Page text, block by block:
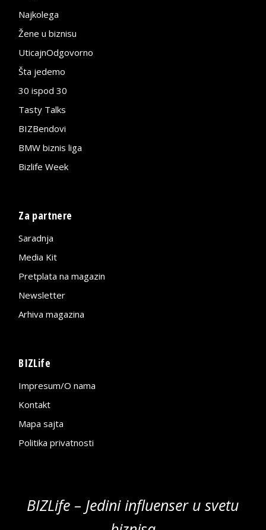
Najkolega
Žene u biznisu
UticajnOdgovorno
Šta jedemo
30 ispod 30
Tasty Talks
BIZBendovi
BMW biznis liga
Bizlife Week
Za partnere
Saradnja
Media Kit
Pretplata na magazin
Newsletter
Arhiva magazina
BIZLife
Impresum/O nama
Kontakt
Mapa sajta
Politika privatnosti
BIZLife – Jedini influenser u svetu